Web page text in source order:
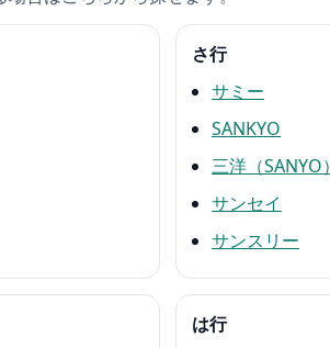
さ行
サミー
SANKYO
三洋（SANYO）
サンセイ
サンスリー
は行